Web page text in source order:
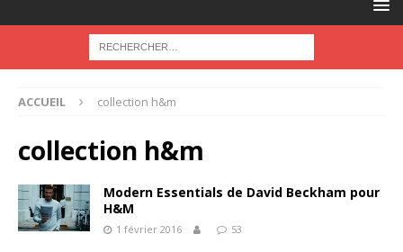
ACCUEIL collection h&m
collection h&m
Modern Essentials de David Beckham pour
H&M
1 février 2016 53